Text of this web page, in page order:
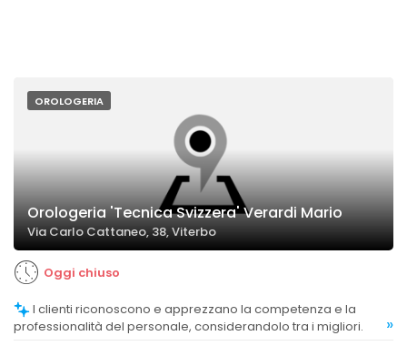
OROLOGERIA
Orologeria 'Tecnica Svizzera' Verardi Mario
Via Carlo Cattaneo, 38, Viterbo
Oggi chiuso
professionalità del personale, considerandolo tra i migliori.
»